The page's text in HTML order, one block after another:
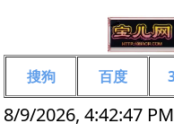
8/9/2026, 4:42:47
搜狗 百度